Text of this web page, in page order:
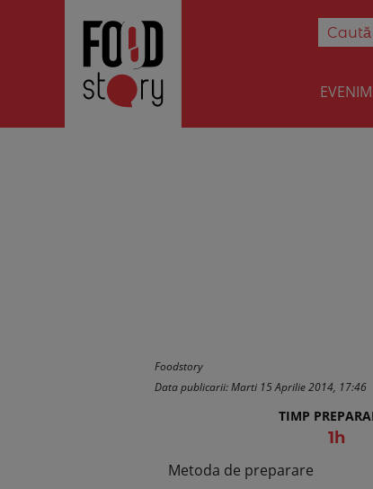
Foodstory
Data publicarii: Marti 15 Aprilie 2014, 17:46
TIMP
1h
Metoda de preparare